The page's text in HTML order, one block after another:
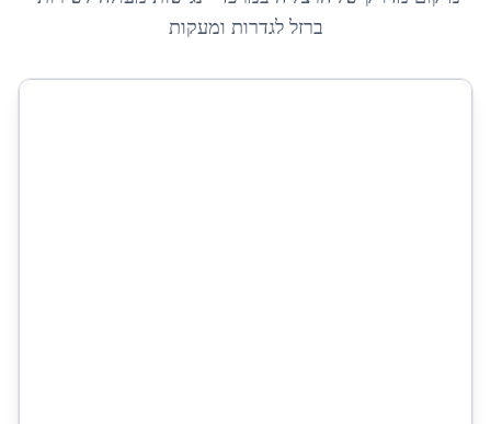
ברזל לגדרות ומעקות